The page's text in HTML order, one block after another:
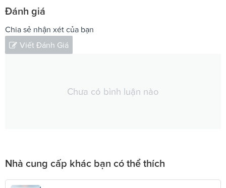
Đánh giá
Chia sẻ nhận xét của bạn
Viết Đánh Giá
Chưa có bình luận nào
Nhà cung cấp khác bạn có thể thích